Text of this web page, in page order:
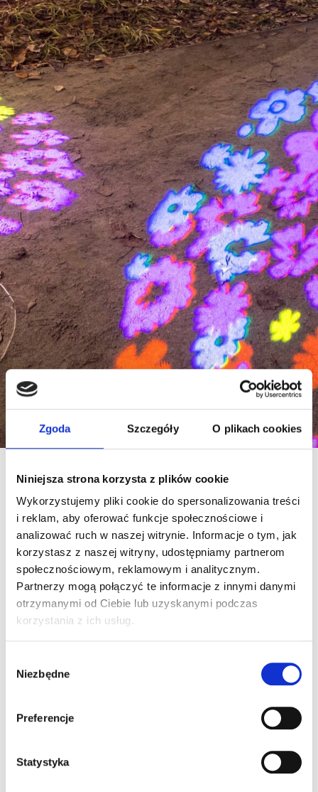
Zgoda Szczegóły O plikach cookies
Niniejsza strona korzysta z plików cookie
Wykorzystujemy pliki cookie do spersonalizowania treści
i reklam, aby oferować funkcje społecznościowe i
analizować ruch w naszej witrynie. Informacje o tym, jak
korzystasz z naszej witryny, udostępniamy partnerom
społecznościowym, reklamowym i analitycznym.
Partnerzy mogą połączyć te informacje z innymi danymi
otrzymanymi od Ciebie lub uzyskanymi podczas
korzystania z ich usług.
zgody
Niezbędne
Preferencje
Statystyka
Świątecznamagia
w Wola Park:
kolorowe kwiaty w
Ogrodach Ulricha
Iluminacje świąteczne mogą nabierać
kreatywnej koncepcji dekoracji Multidekor
zagościła wyjątkowa kwiecista projekcja.
przemieniły się w magiczny ogród pełen